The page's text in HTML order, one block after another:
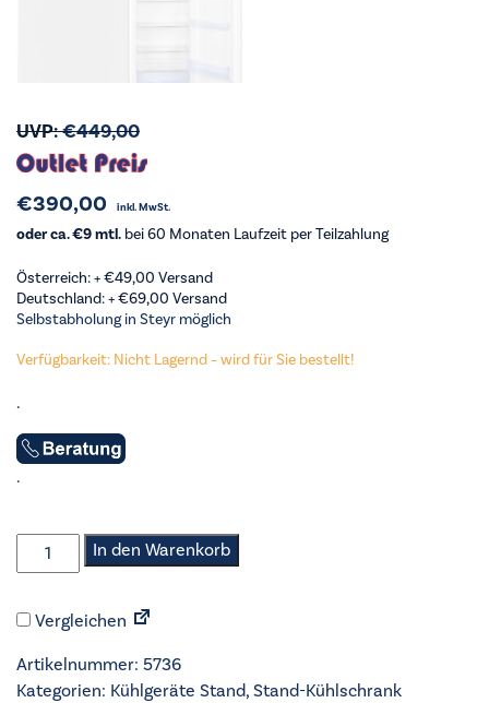
UVP:€449,00
€390,00 inkl. MwSt.
oder ca. €9 mtl. bei 60 Monaten Laufzeit per Teilzahlung
Österreich: +€49,00 Versand
Deutschland: +€69,00 Versand
Selbstabholung in Steyr möglich
Verfügbarkeit: Nicht Lagernd – wird für Sie bestellt!
.
.
Nabo
-
Kühlschrank
KT2510
In den Warenkorb
Vergleichen
Artikelnummer: 5736
Kategorien: Kühlgeräte Stand, Stand-Kühlschrank